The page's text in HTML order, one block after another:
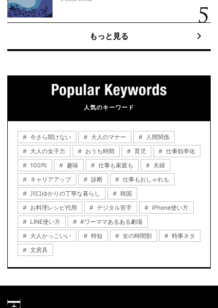
もっと見る
人気のキーワード
今さら聞けない 大人のマナー
人間関係
大人の女子力
おうち時間 育児
仕事効率化
100均
趣味 仕事も家庭も
夫婦
キャリアアップ
診断
仕事もおしゃれも
川口ゆかりの丁寧な暮らし
韓国
お料理レシピ代用
デジタル苦手
iPhone使い方
LINE使い方
#ワーママあるある劇場
大人かっこいい
時短 女の時間割
時事ネタ
文房具